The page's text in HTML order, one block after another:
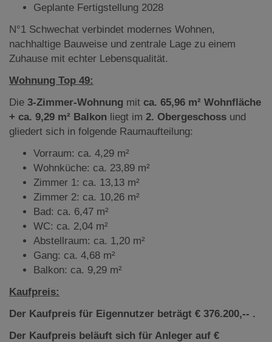
Geplante Fertigstellung 2028
N°1 Schwechat verbindet modernes Wohnen,
nachhaltige Bauweise und zentrale Lage zu einem
Zuhause mit echter Lebensqualität.
Wohnung Top 49:
Die 3-Zimmer-Wohnung mit ca. 65,96 m² Wohnfläche
+ ca. 9,29 m² Balkon liegt im 2. Obergeschoss und
gliedert sich in folgende Raumaufteilung:
Vorraum: ca. 4,29 m²
Wohnküche: ca. 23,89 m²
Zimmer 1: ca. 13,13 m²
Zimmer 2: ca. 10,26 m²
Bad: ca. 6,47 m²
WC: ca. 2,04 m²
Abstellraum: ca. 1,20 m²
Gang: ca. 4,68 m²
Balkon: ca. 9,29 m²
Kaufpreis:
Der Kaufpreis für Eigennutzer beträgt € 376.200,-- .
Der Kaufpreis beläuft sich für Anleger auf €